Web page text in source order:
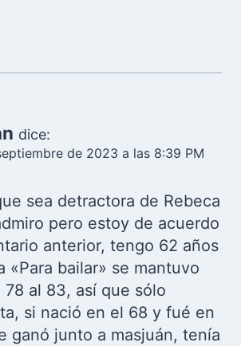
dice:
de 2023 a las 8:39 PM
sea detractora de Rebeca
pero estoy de acuerdo
anterior, tengo 62 años
«Para bailar» se mantuvo
al 83, así que sólo
si nació en el 68 y fué en
ganó junto a masjuán, tenía